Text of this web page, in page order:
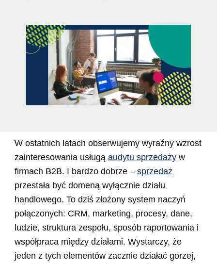
W ostatnich latach obserwujemy wyraźny wzrost
zainteresowania usługą audytu sprzedaży w
firmach B2B. I bardzo dobrze – sprzedaż
przestała być domeną wyłącznie działu
handlowego. To dziś złożony system naczyń
połączonych: CRM, marketing, procesy, dane,
ludzie, struktura zespołu, sposób raportowania i
współpraca między działami. Wystarczy, że
jeden z tych elementów zacznie działać gorzej,